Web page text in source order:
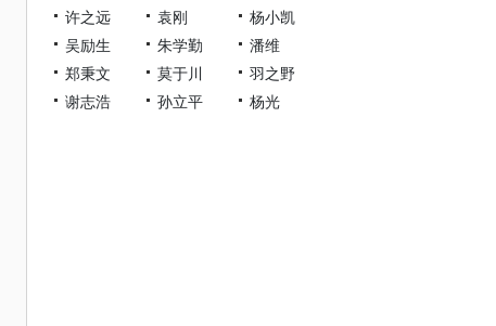
许之远
袁刚
杨小凯
吴励生
朱学勤
潘维
郑秉文
莫于川
羽之野
谢志浩
孙立平 杨光